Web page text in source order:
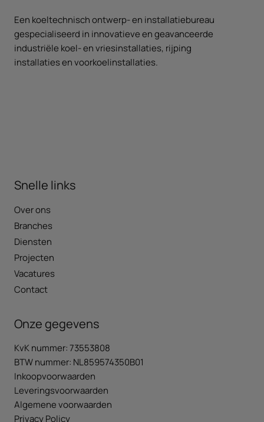
Een koeltechnisch ontwerp- en installatiebureau
gespecialiseerd in innovatieve en geavanceerde
industriële koel- en vriesinstallaties, rijping
installaties en voorkoelinstallaties.
Snelle links
Over ons
Branches
Diensten
Projecten
Vacatures
Contact
Onze gegevens
KvK nummer: 73553808
BTW nummer: NL859574350B01
Inkoopvoorwaarden
Leveringsvoorwaarden
Algemene voorwaarden
Privacy Policy